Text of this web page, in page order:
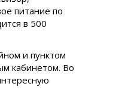
питание по
в 500
и пунктом
кабинетом. Во